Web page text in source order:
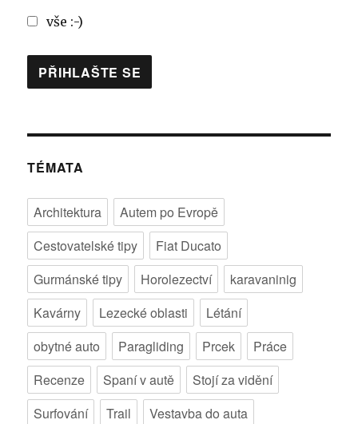
vše :-)
TÉMATA
Architektura
Autem po Evropě
Cestovatelské tipy
Fiat Ducato
Gurmánské tipy
Horolezectví
karavaninig
Kavárny
Lezecké oblasti
Létání
obytné auto
Paragliding Prcek
Práce
Recenze
Spaní v autě
Stojí za vidění
Surfování
Trail
Vestavba do auta